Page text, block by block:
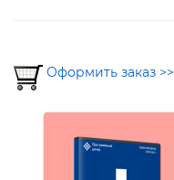
Оформить заказ >>